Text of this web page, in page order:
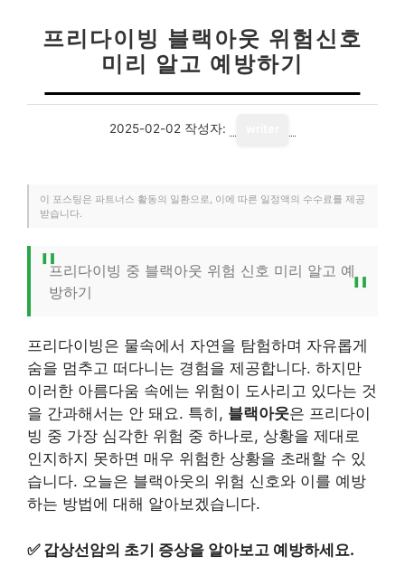
프리다이빙 블랙아웃 위험신호
미리 알고 예방하기
2025-02-02 작성자:
이 포스팅은 파트너스 활동의 일환으로, 이에 따른 일정액의 수수료를 제공
받습니다.
프리다이빙 중 블랙아웃 위험 신호 미리 알고 예
방하기
프리다이빙은 물속에서 자연을 탐험하며 자유롭게
숨을 멈추고 떠다니는 경험을 제공합니다. 하지만
이러한 아름다움 속에는 위험이 도사리고 있다는 것
을 간과해서는 안 돼요. 특히, 블랙아웃은 프리다이
빙 중 가장 심각한 위험 중 하나로, 상황을 제대로
인지하지 못하면 매우 위험한 상황을 초래할 수 있
습니다. 오늘은 블랙아웃의 위험 신호와 이를 예방
하는 방법에 대해 알아보겠습니다.
✅ 갑상선암의 초기 증상을 알아보고 예방하세요.